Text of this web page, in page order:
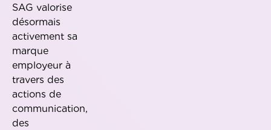
SAG valorise
désormais
activement sa
marque
employeur à
travers des
actions de
communication,
des